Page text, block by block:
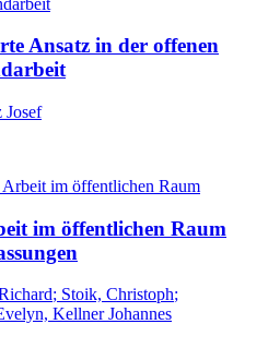
Ansatz in der offenen
Josef
im öffentlichen Raum
; Stoik, Christoph;
Kellner Johannes